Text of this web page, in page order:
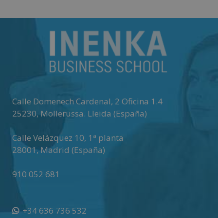
Calle Domenech Cardenal, 2 Oficina 1.4
25230, Mollerussa. Lleida (España)
Calle Velázquez 10, 1ª planta
28001,Madrid (España)
910 052 681
+34 636 736 532